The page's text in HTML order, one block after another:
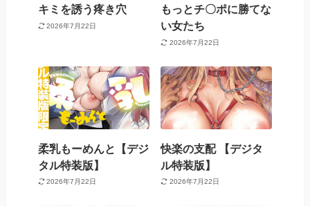
キミを誘う疼き穴
2026年7月22日
もっとチ〇ポに勝てな
い女たち
2026年7月22日
柔乳もーめんと【デジ
タル特装版】
2026年7月22日
快楽の支配 【デジタ
ル特装版】
2026年7月22日